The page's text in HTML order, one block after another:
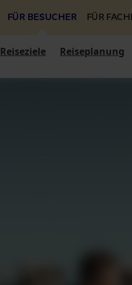
FÜR BESUCHER FÜR
Reiseziele Reiseplanung